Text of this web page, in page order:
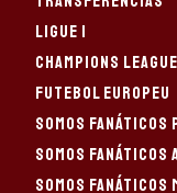
Arsenal
Atualizada em02/